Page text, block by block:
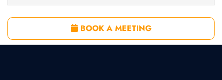
BOOK A MEETING